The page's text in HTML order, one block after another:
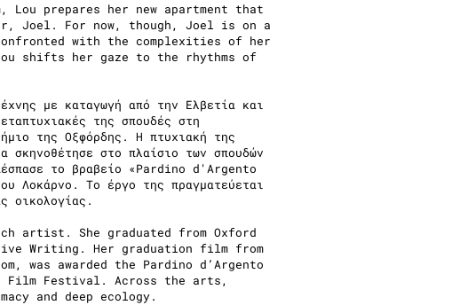
Lou prepares her new apartment that
Joel. For now, though, Joel is on a
with the complexities of her
shifts her gaze to the rhythms of
με καταγωγή από την Ελβετία και
της σπουδές στη
της Οξφόρδης. Η πτυχιακή της
στο πλαίσιο των σπουδών
το βραβείο «Pardino d'Argento
Λοκάρνο. Το έργο της πραγματεύεται
οικολογίας.
artist. She graduated from Oxford
Writing. Her graduation film from
was awarded the Pardino d’Argento
Film Festival. Across the arts,
and deep ecology.